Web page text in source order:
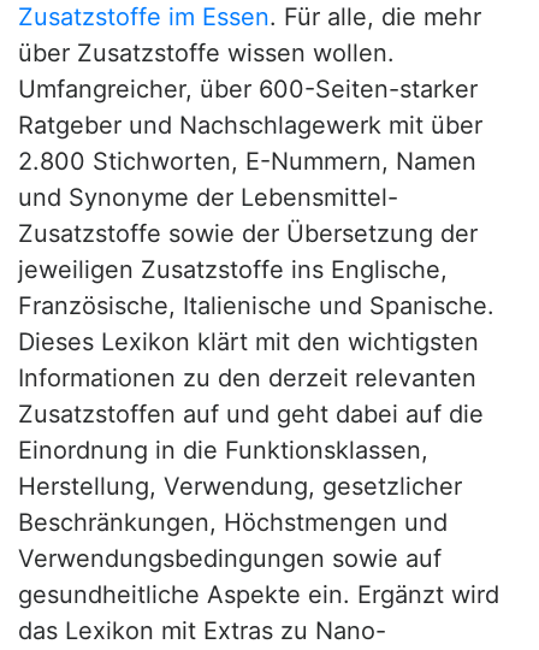
Zusatzstoffe im Essen. Für alle, die mehr
über Zusatzstoffe wissen wollen.
Umfangreicher, über 600-Seiten-starker
Ratgeber und Nachschlagewerk mit über
2.800 Stichworten, E-Nummern, Namen
und Synonyme der Lebensmittel-
Zusatzstoffe sowie der Übersetzung der
jeweiligen Zusatzstoffe ins Englische,
Französische, Italienische und Spanische.
Dieses Lexikon klärt mit den wichtigsten
Informationen zu den derzeit relevanten
Zusatzstoffen auf und geht dabei auf die
Einordnung in die Funktionsklassen,
Herstellung, Verwendung, gesetzlicher
Beschränkungen, Höchstmengen und
Verwendungsbedingungen sowie auf
gesundheitliche Aspekte ein. Ergänzt wird
das Lexikon mit Extras zu Nano-